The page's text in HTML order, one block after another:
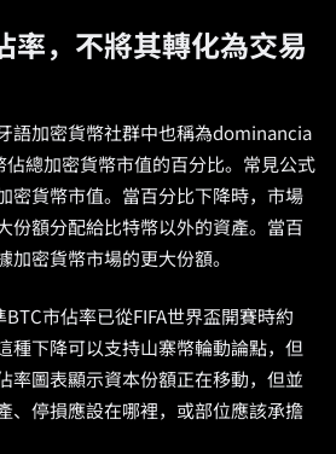
率，不將其轉化為交易
語加密貨幣社群中也稱為dominancia
總加密貨幣市值的百分比。常見公式
密貨幣市值。當百分比下降時，市場
份額分配給比特幣以外的資產。當百
加密貨幣市場的更大份額。
市佔率已從FIFA世界盃開賽時約
種下降可以支持山寨幣輪動論點，但
率圖表顯示資本份額正在移動，但並
、停損應設在哪裡，或部位應該承擔